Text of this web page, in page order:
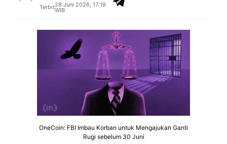
Terbit28 Juni 2026, 17:19
WIB
OneCoin: FBI Imbau Korban untuk Mengajukan Ganti
Rugi sebelum 30 Juni